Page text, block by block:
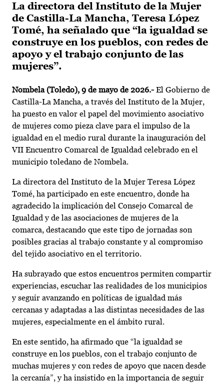
La directora del Instituto de la Mujer
de Castilla-La Mancha, Teresa López
Tomé, ha señalado que “la igualdad se
construye en los pueblos, con redes de
apoyo y el trabajo conjunto de las
mujeres”.
Nombela (Toledo), 9 de mayo de 2026.- El Gobierno de
Castilla-La Mancha, a través del Instituto de la Mujer,
ha puesto en valor el papel del movimiento asociativo
de mujeres como pieza clave para el impulso de la
igualdad en el medio rural durante la inauguración del
VII Encuentro Comarcal de Igualdad celebrado en el
municipio toledano de Nombela.
La directora del Instituto de la Mujer Teresa López
Tomé, ha participado en este encuentro, donde ha
agradecido la implicación del Consejo Comarcal de
Igualdad y de las asociaciones de mujeres de la
comarca, destacando que este tipo de jornadas son
posibles gracias al trabajo constante y al compromiso
del tejido asociativo en el territorio.
Ha subrayado que estos encuentros permiten compartir
experiencias, escuchar las realidades de los municipios
y seguir avanzando en políticas de igualdad más
cercanas y adaptadas a las distintas necesidades de las
mujeres, especialmente en el ámbito rural.
En este sentido, ha afirmado que “la igualdad se
construye en los pueblos, con el trabajo conjunto de
muchas mujeres y con redes de apoyo que nacen desde
la cercanía”, y ha insistido en la importancia de seguir